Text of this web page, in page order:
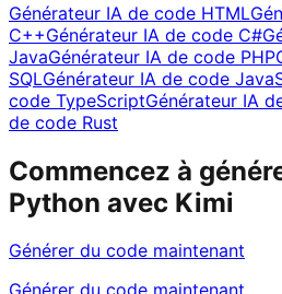
Générateur IA de code HTML
C++Générateur IA de code C#
JavaGénérateur IA de code PHP
SQLGénérateur IA de code
code TypeScriptGénérateur IA
de code Rust
Commencez à
Python avec Kimi
Générer du code maintenant